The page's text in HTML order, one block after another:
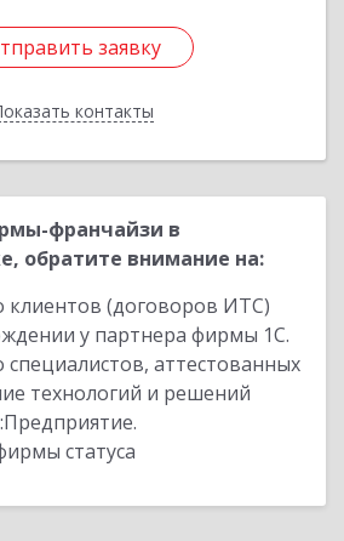
заявку
контакты
заявку
Назад
франчайзи в
обратите внимание на:
клиентов (договоров ИТС)
у партнера фирмы 1С.
специалистов, аттестованных
технологий и решений
статуса